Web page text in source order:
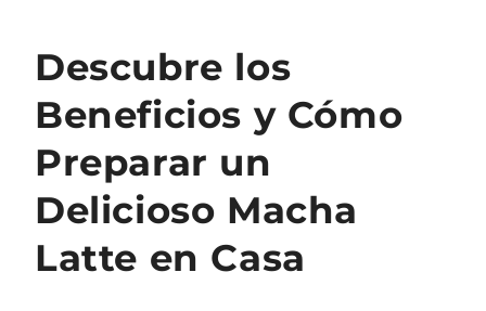
Descubre los
Beneficios y Cómo
Preparar un
Delicioso Macha
Latte en Casa